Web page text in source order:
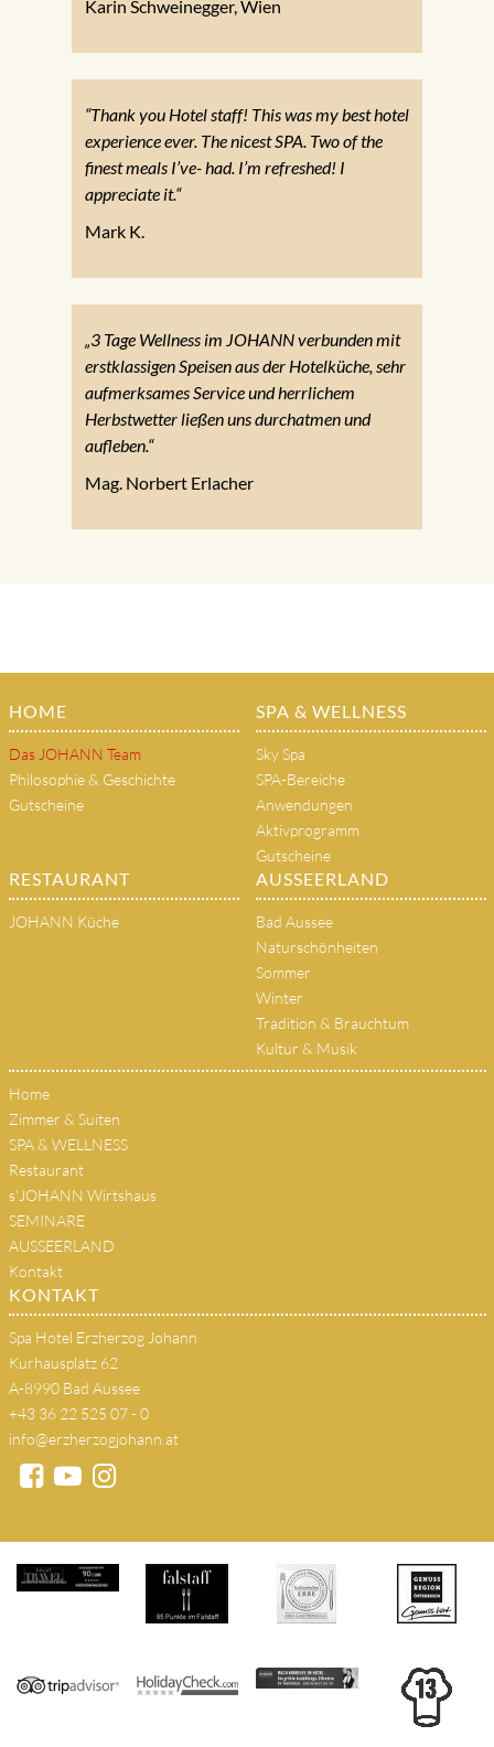
Karin Schweinegger, Wien
“Thank you Hotel staff! This was my best hotel
experience ever. The nicest SPA. Two of the
finest meals I’ve- had. I’m refreshed! I
appreciate it.“
Mark K.
„3 Tage Wellness im JOHANN verbunden mit
erstklassigen Speisen aus der Hotelküche, sehr
aufmerksames Service und herrlichem
Herbstwetter ließen uns durchatmen und
aufleben.“
Mag. Norbert Erlacher
HOME
Das JOHANN Team
Philosophie & Geschichte
Gutscheine
SPA & WELLNESS
Sky Spa
SPA-Bereiche
Anwendungen
Aktivprogramm
Gutscheine
RESTAURANT
JOHANN Küche
AUSSEERLAND
Bad Aussee
Naturschönheiten
Sommer
Winter
Tradition & Brauchtum
Kultur & Musik
Home
Zimmer & Suiten
SPA & WELLNESS
Restaurant
s'JOHANN Wirtshaus
SEMINARE
AUSSEERLAND
Kontakt
KONTAKT
Spa Hotel Erzherzog Johann
Kurhausplatz 62
A-8990 Bad Aussee
+43 36 22 525 07 - 0
info@erzherzogjohann.at